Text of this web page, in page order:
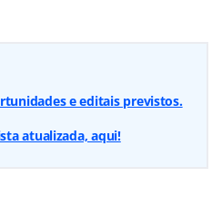
e editais previstos.
atualizada, aqui!